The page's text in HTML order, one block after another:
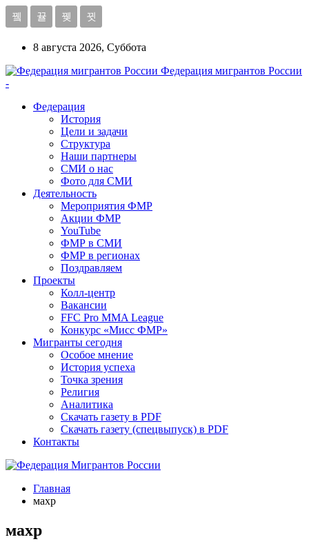
8 августа 2026, Суббота
Федерация мигрантов России
-
Федерация
История
Цели и задачи
Структура
Наши партнеры
СМИ о нас
Фото для СМИ
Деятельность
Мероприятия ФМР
Акции ФМР
YouTube
ФМР в СМИ
ФМР в регионах
Поздравляем
Проекты
Колл-центр
Вакансии
FFC Pro MMA League
Конкурс «Мисс ФМР»
Мигранты сегодня
Особое мнение
История успеха
Точка зрения
Религия
Аналитика
Скачать газету в PDF
Скачать газету (спецвыпуск) в PDF
Контакты
Главная
махр
махр